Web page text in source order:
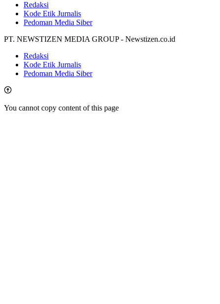
Redaksi
Kode Etik Jurnalis
Pedoman Media Siber
PT. NEWSTIZEN MEDIA GROUP - Newstizen.co.id
Redaksi
Kode Etik Jurnalis
Pedoman Media Siber
You cannot copy content of this page